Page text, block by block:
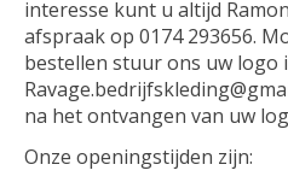
interesse kunt u altijd
afspraak op 0174 293656.
bestellen stuur ons uw logo
na het ontvangen van uw
Onze openingstijden zijn: